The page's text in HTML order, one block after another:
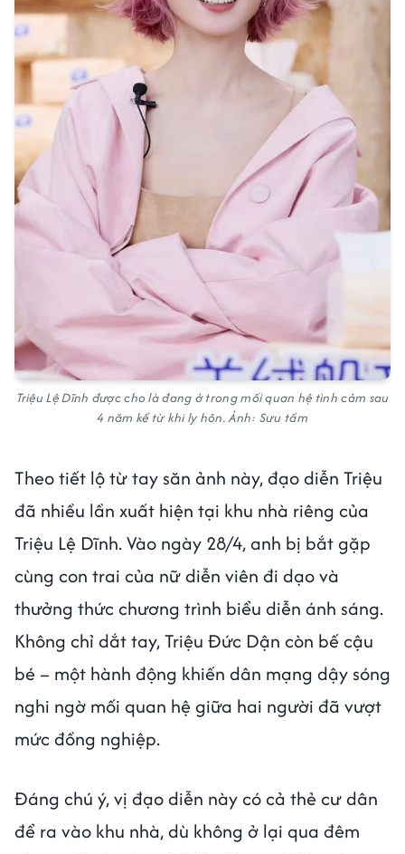
Triệu Lệ Dĩnh được cho là đang ở trong mối quan hệ tình cảm sau
4 năm kể từ khi ly hôn. Ảnh: Sưu tầm
Theo tiết lộ từ tay săn ảnh này, đạo diễn Triệu
đã nhiều lần xuất hiện tại khu nhà riêng của
Triệu Lệ Dĩnh. Vào ngày 28/4, anh bị bắt gặp
cùng con trai của nữ diễn viên đi dạo và
thưởng thức chương trình biểu diễn ánh sáng.
Không chỉ dắt tay, Triệu Đức Dận còn bế cậu
bé – một hành động khiến dân mạng dậy sóng
nghi ngờ mối quan hệ giữa hai người đã vượt
mức đồng nghiệp.
Đáng chú ý, vị đạo diễn này có cả thẻ cư dân
để ra vào khu nhà, dù không ở lại qua đêm